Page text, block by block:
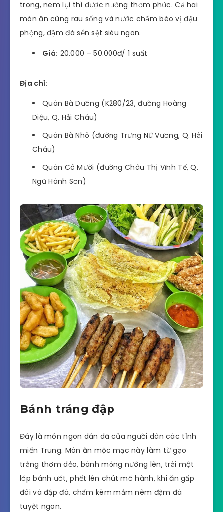
trong, nem lụi thì được nướng thơm phức. Cả hai
món ăn cùng rau sống và nước chấm béo vị đậu
phộng, đậm đà sền sệt siêu ngon.
Giá: 20.000 – 50.000đ/ 1 suất
Địa chỉ:
Quán Bà Dưỡng (K280/23, đường Hoàng
Diệu, Q. Hải Châu)
Quán Bà Nhỏ (đường Trưng Nữ Vương, Q. Hải
Châu)
Quán Cô Mười (đường Châu Thị Vĩnh Tế, Q.
Ngũ Hành Sơn)
Bánh tráng đập
Đây là món ngon dân dã của người dân các tỉnh
miền Trung. Món ăn mộc mạc này làm từ gạo
trắng thơm dẻo, bánh mỏng nướng lên, trải một
lớp bánh ướt, phết lên chút mỡ hành, khi ăn gấp
đôi và đập đà, chấm kèm mắm nêm đậm đà
tuyệt ngon.